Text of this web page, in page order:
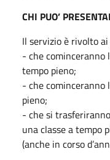
CHI PUO’
Il servizio è rivolto
- che cominceranno
tempo pieno;
- che
pieno;
- che si
una classe a tempo
(anche in corso